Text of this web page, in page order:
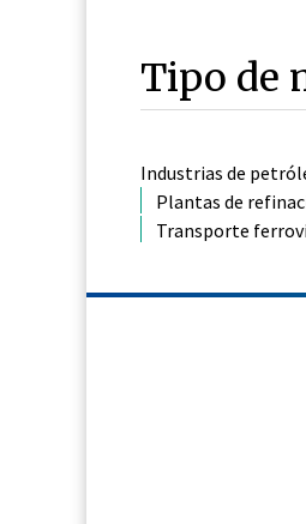
Tipo de
Industrias de
Plantas de
Transporte